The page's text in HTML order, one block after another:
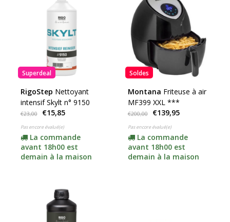
Superdeal
RigoStep Nettoyant
intensif Skylt n° 9150
€23,00 €15,85
Pas encore évalué(e)
La commande
avant 18h00 est
demain à la maison
Soldes
Montana Friteuse à air
MF399 XXL ***
€200,00 €139,95
Pas encore évalué(e)
La commande
avant 18h00 est
demain à la maison